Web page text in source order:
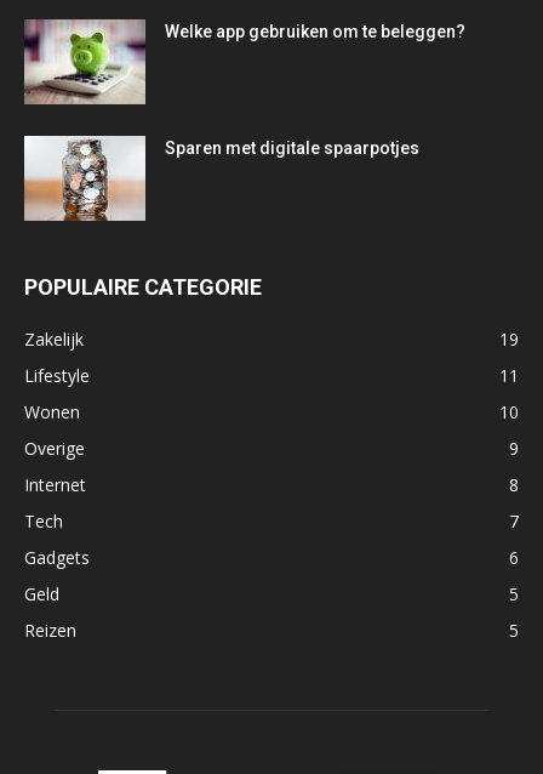
Welke app gebruiken om te beleggen?
Sparen met digitale spaarpotjes
POPULAIRE CATEGORIE
Zakelijk
19
Lifestyle
11
Wonen
10
Overige
9
Internet
8
Tech
7
Gadgets
6
Geld
5
Reizen
5